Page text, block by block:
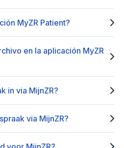
MyZR Patient?
en la aplicación MyZR
in via MijnZR?
via MijnZR?